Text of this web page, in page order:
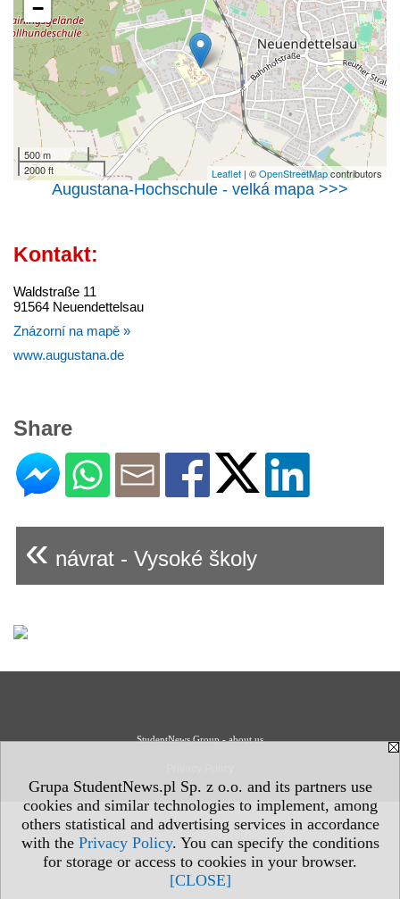
Grupa StudentNews.pl Sp. z o.o. and its partners use
cookies and similar technologies to implement, among
others statistical and advertising services in accordance
with the Privacy Policy. You can specify the conditions
for storage or access to cookies in your browser.
[CLOSE]
−
500 m
2000 ft
Leaflet | ©OpenStreetMapcontributors
Augustana-Hochschule - velká mapa >>>
Kontakt:
Waldstraße 11
91564 Neuendettelsau
Znázorní na mapě »
www.augustana.de
Share
« návrat - Vysoké školy
StudentNews Group - about us